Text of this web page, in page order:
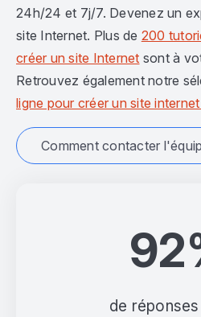
de
24h/24 et 7j/7. Devenez un
site Internet. Plus de 200
créer un site Internet sont à
Retrouvez également notre
ligne pour créer un site
Comment contacter